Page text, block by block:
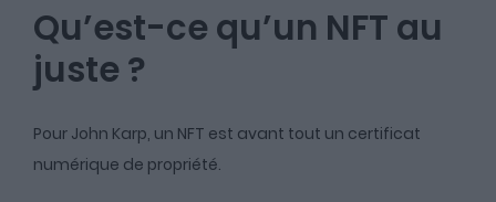
Qu’est-ce qu’un NFT au
juste ?
Pour John Karp, un NFT est avant tout un certificat
numérique de propriété.